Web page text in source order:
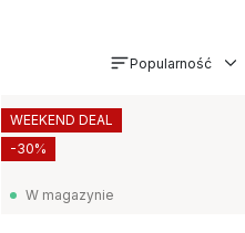
Popularność
W magazynie
WEEKEND DEAL
-30%